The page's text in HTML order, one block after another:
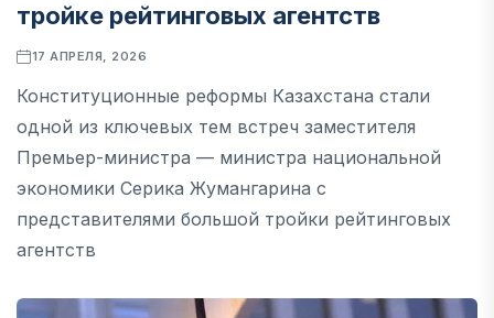
тройке рейтинговых агентств
17 АПРЕЛЯ, 2026
Конституционные реформы Казахстана стали
одной из ключевых тем встреч заместителя
Премьер-министра — министра национальной
экономики Серика Жумангарина с
представителями большой тройки рейтинговых
агентств